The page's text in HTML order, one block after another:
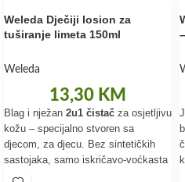
Weleda Dječiji losion za
tuširanje limeta 150ml
Weleda
13,30 KM
Blag i nježan 2u1 čistač za osjetljivu
kožu – specijalno stvoren sa
djecom, za djecu. Bez sintetičkih
sastojaka, samo iskričavo-voćkasta
zabava tokom kupanja, u tubici, 100